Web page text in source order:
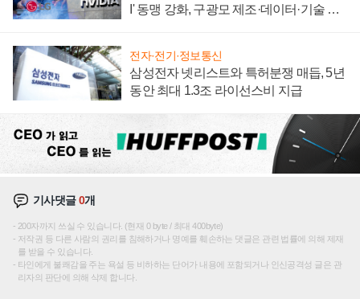
I' 동맹 강화, 구광모 제조·데이터·기술 결
전자·전기·정보통신
삼성전자 넷리스트와 특허분쟁 매듭, 5년
동안 최대 1.3조 라이선스비 지급
기사댓글0개
200자까지 쓰실 수 있습니다. (현재 0 byte / 최대 400byte)
저작권 등 다른 사람의 권리를 침해하거나 명예를 훼손하는 댓글은 관련 법률에 의해 제재
를 받을 수 있습니다.
타인에게 불쾌감을 주는 욕설 등 비하하는 단어가 내용에 포함되거나 인신공격성 글은 관
리자의 판단에 의해 삭제 합니다.